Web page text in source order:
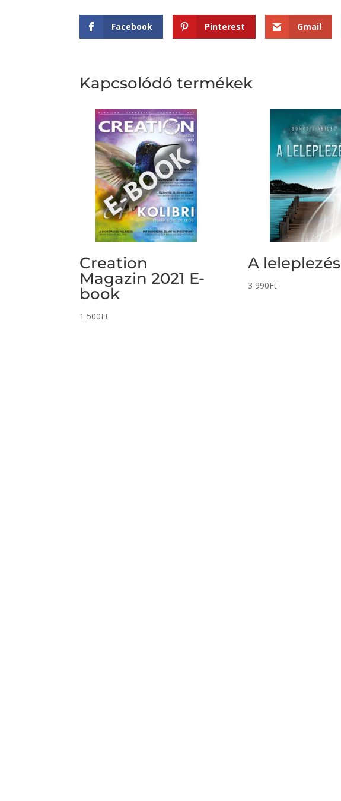
Facebook Pinterest Gmail
Kapcsolódó termékek
Creation
Magazin 2021 E-
book
1 500Ft
A leleplezés
3 990Ft